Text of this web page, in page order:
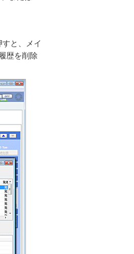
と、メイ
歴を削除